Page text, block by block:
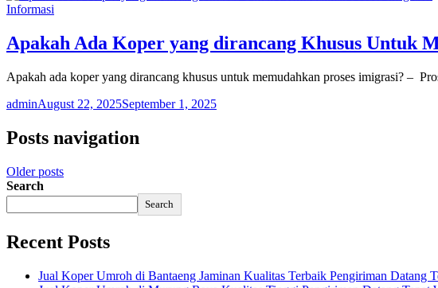
Informasi
Apakah Ada Koper yang dirancang Khusus Untuk
Apakah ada koper yang dirancang khusus untuk memudahkan proses imigrasi? –
adminAugust 22, 2025September 1, 2025
Posts navigation
Older posts
Search
Search
Recent Posts
Jual Koper Umroh di Bantaeng Jaminan Kualitas Terbaik Pengiriman Datang